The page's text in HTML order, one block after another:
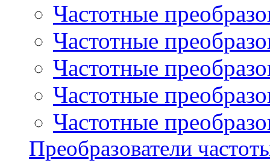
Частотные
Частотные
Частотные
Частотные
Частотные
Преобразователи